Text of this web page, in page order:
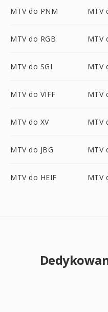
MTV do PNM MTV
MTV do RGB MTV
MTV do SGI MTV
MTV do VIFF MTV
MTV do XV MTV
MTV do JBG MTV
MTV do HEIF MTV